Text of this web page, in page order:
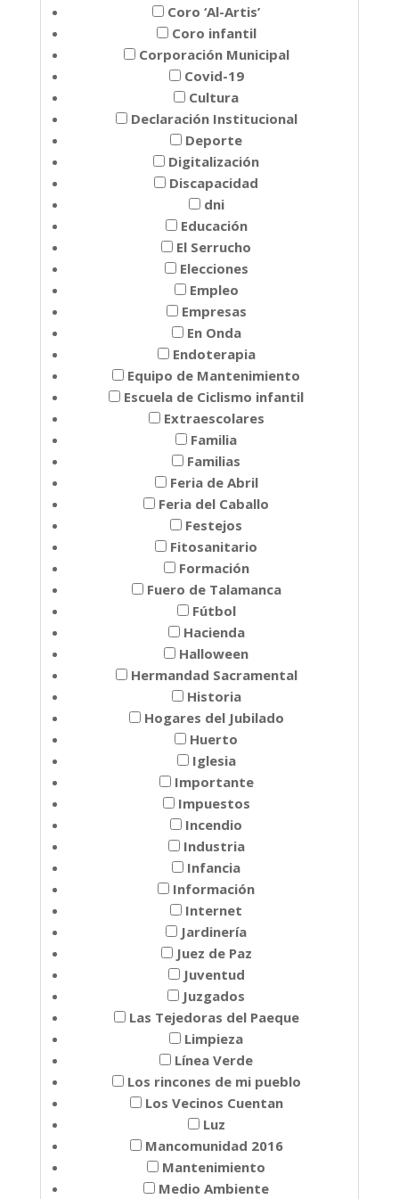
Coro ‘Al-Artis’
Coro infantil
Corporación Municipal
Covid-19
Cultura
Declaración Institucional
Deporte
Digitalización
Discapacidad
dni
Educación
El Serrucho
Elecciones
Empleo
Empresas
En Onda
Endoterapia
Equipo de Mantenimiento
Escuela de Ciclismo infantil
Extraescolares
Familia
Familias
Feria de Abril
Feria del Caballo
Festejos
Fitosanitario
Formación
Fuero de Talamanca
Fútbol
Hacienda
Halloween
Hermandad Sacramental
Historia
Hogares del Jubilado
Huerto
Iglesia
Importante
Impuestos
Incendio
Industria
Infancia
Información
Internet
Jardinería
Juez de Paz
Juventud
Juzgados
Las Tejedoras del Paeque
Limpieza
Línea Verde
Los rincones de mi pueblo
Los Vecinos Cuentan
Luz
Mancomunidad 2016
Mantenimiento
Medio Ambiente